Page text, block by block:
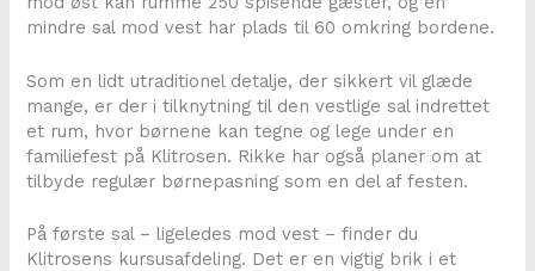
mindre sal mod vest har plads til 60 omkring bordene.
Som en lidt utraditionel detalje, der sikkert vil glæde
mange, er der i tilknytning til den vestlige sal indrettet
et rum, hvor børnene kan tegne og lege under en
familiefest på Klitrosen. Rikke har også planer om at
tilbyde regulær børnepasning som en del af festen.
På første sal – ligeledes mod vest – finder du
Klitrosens kursusafdeling. Det er en vigtig brik i et